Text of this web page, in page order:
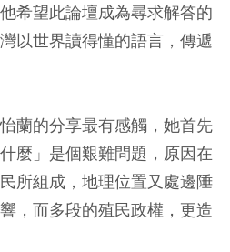
希望此論壇成為尋求解答的
以世界讀得懂的語言，傳遞
蘭的分享最有感觸，她首先
麼」是個艱難問題，原因在
所組成，地理位置又處邊陲
，而多段的殖民政權，更造